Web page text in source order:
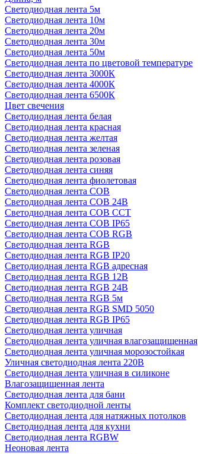
Светодиодная лента 5м
Светодиодная лента 10м
Светодиодная лента 20м
Светодиодная лента 30м
Светодиодная лента 50м
Светодиодная лента по цветовой температуре
Светодиодная лента 3000К
Светодиодная лента 4000К
Светодиодная лента 6500К
Цвет свечения
Светодиодная лента белая
Светодиодная лента красная
Светодиодная лента желтая
Светодиодная лента зеленая
Светодиодная лента розовая
Светодиодная лента синяя
Светодиодная лента фиолетовая
Светодиодная лента COB
Светодиодная лента COB 24В
Светодиодная лента COB CCT
Светодиодная лента COB IP65
Светодиодная лента COB RGB
Светодиодная лента RGB
Светодиодная лента RGB IP20
Светодиодная лента RGB адресная
Светодиодная лента RGB 12В
Светодиодная лента RGB 24В
Светодиодная лента RGB 5м
Светодиодная лента RGB SMD 5050
Светодиодная лента RGB IP65
Светодиодная лента уличная
Светодиодная лента уличная влагозащищенная
Светодиодная лента уличная морозостойкая
Уличная светодиодная лента 220В
Светодиодная лента уличная в силиконе
Влагозащищенная лента
Светодиодная лента для бани
Комплект светодиодной ленты
Светодиодная лента для натяжных потолков
Светодиодная лента для кухни
Светодиодная лента RGBW
Неоновая лента